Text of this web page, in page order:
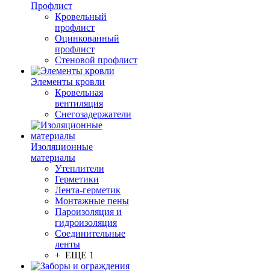
Профлист
Кровельный
профлист
Оцинкованный
профлист
Стеновой профлист
Элементы кровли
Кровельная
вентиляция
Снегозадержатели
Изоляционные
материалы
Утеплители
Герметики
Лента-герметик
Монтажные пены
Пароизоляция и
гидроизоляция
Соединительные
ленты
+ ЕЩЕ 1